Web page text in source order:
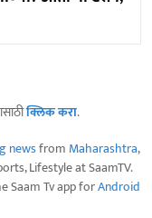
क्लिक करा.
newsfrom Maharashtra,
Lifestyle at SaamTV.
Saam Tv app forAndroid